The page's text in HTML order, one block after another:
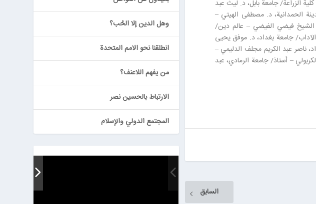
الزراعة/ جامعة بابل، د. ليث عبد
الحمدانية، د. مصطفى الهيتي –
الشيخ فيضي الفيضي – عالم دين/
جامعة بغداد، د. موفق يحيى
ناصر عبد الكريم مجلف الدليمي –
– أستاذ/ جامعة الرمادي، عبد
السابق
وهل الدين إلا الحُب؟
انطلقنا نحو الامم المتحدة
من يفهم اللاعنف؟
الارتباط بالحسين نصر
المجتمع الدولي والإسلام